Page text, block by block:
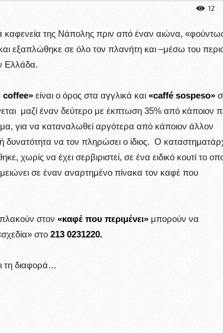
12
καφενεία της Νάπολης πριν από έναν αιώνα,
εξαπλώθηκε σε όλο τον πλανήτη και –μέσω του
Ελλάδα.
coffee» είναι ο όρος στα αγγλικά και «caffé sospeso»
μαζί έναν δεύτερο με έκπτωση 35% από κάποιον
για να καταναλωθεί αργότερα από κάποιον άλλον
δυνατότητα να τον πληρώσει ο ίδιος. Ο
χωρίς να έχει σερβιριστεί, σε ένα ειδικό κουτί το
σε έναν αναρτημένο πίνακα τον καφέ που
στον «καφέ που περιμένει» μπορούν να
στο 213 0231220.
τη διαφορά…